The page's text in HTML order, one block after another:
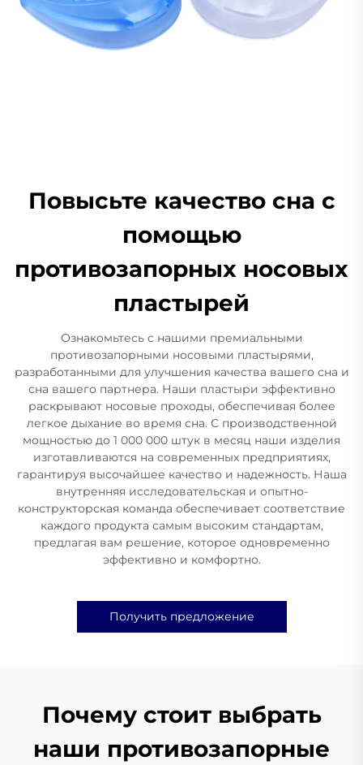
Повысьте качество сна с
помощью
противозапорных носовых
пластырей
Ознакомьтесь с нашими премиальными
противозапорными носовыми пластырями,
разработанными для улучшения качества вашего сна и
сна вашего партнера. Наши пластыри эффективно
раскрывают носовые проходы, обеспечивая более
легкое дыхание во время сна. С производственной
мощностью до 1 000 000 штук в месяц наши изделия
изготавливаются на современных предприятиях,
гарантируя высочайшее качество и надежность. Наша
внутренняя исследовательская и опытно-
конструкторская команда обеспечивает соответствие
каждого продукта самым высоким стандартам,
предлагая вам решение, которое одновременно
эффективно и комфортно.
Получить предложение
Почему стоит выбрать
наши противозапорные